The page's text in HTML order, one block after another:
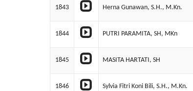
1843 Herna Gunawan, S.H., M.Kn.
1844 PUTRI PARAMITA, SH, MKn
1845 MASITA HARTATI, SH
1846 Sylvia Fitri Koni Bili, S.H., M.Kn.